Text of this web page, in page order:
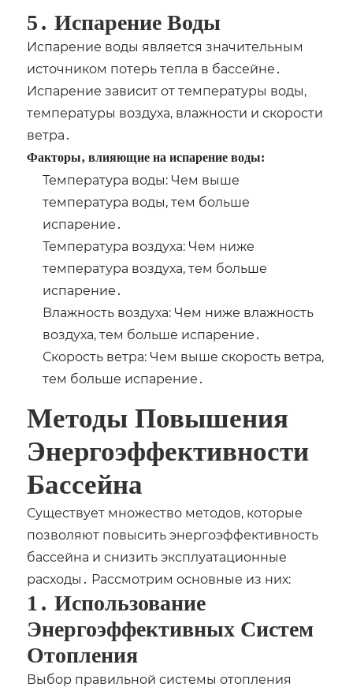
5․ Испарение Воды
Испарение воды является значительным
источником потерь тепла в бассейне․
Испарение зависит от температуры воды‚
температуры воздуха‚ влажности и скорости
ветра․
Факторы‚ влияющие на испарение воды:
Температура воды: Чем выше
температура воды‚ тем больше
испарение․
Температура воздуха: Чем ниже
температура воздуха‚ тем больше
испарение․
Влажность воздуха: Чем ниже влажность
воздуха‚ тем больше испарение․
Скорость ветра: Чем выше скорость ветра‚
тем больше испарение․
Методы Повышения
Энергоэффективности
Бассейна
Существует множество методов‚ которые
позволяют повысить энергоэффективность
бассейна и снизить эксплуатационные
расходы․ Рассмотрим основные из них:
1․ Использование
Энергоэффективных Систем
Отопления
Выбор правильной системы отопления